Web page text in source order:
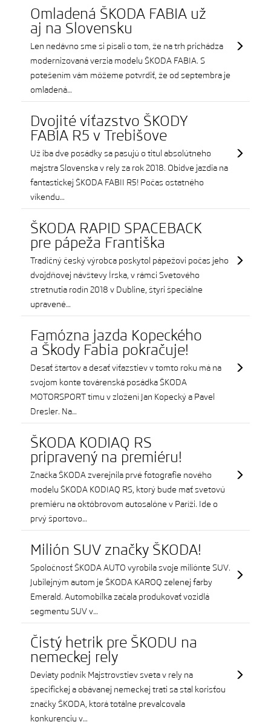
Omladená ŠKODA FABIA už
aj na Slovensku
Len nedávno sme si písali o tom, že na trh prichádza
modernizovaná verzia modelu ŠKODA FABIA. S
potešením vám môžeme potvrdiť, že od septembra je
omladená…
Dvojité víťazstvo ŠKODY
FABIA R5 v Trebišove
Už iba dve posádky sa pasujú o titul absolútneho
majstra Slovenska v rely za rok 2018. Obidve jazdia na
fantastickej ŠKODA FABII R5! Počas ostatného
víkendu…
ŠKODA RAPID SPACEBACK
pre pápeža Františka
Tradičný český výrobca poskytol pápežovi počas jeho
dvojdňovej návštevy Írska, v rámci Svetového
stretnutia rodín 2018 v Dubline, štyri špeciálne
upravené…
Famózna jazda Kopeckého
a Škody Fabia pokračuje!
Desať štartov a desať víťazstiev v tomto roku má na
svojom konte továrenská posádka ŠKODA
MOTORSPORT tímu v zložení Jan Kopecký a Pavel
Dresler. Na…
ŠKODA KODIAQ RS
pripravený na premiéru!
Značka ŠKODA zverejnila prvé fotografie nového
modelu ŠKODA KODIAQ RS, ktorý bude mať svetovú
premiéru na októbrovom autosalóne v Paríži. Ide o
prvý športovo…
Milión SUV značky ŠKODA!
Spoločnosť ŠKODA AUTO vyrobila svoje miliónte SUV.
Jubilejným autom je ŠKODA KAROQ zelenej farby
Emerald. Automobilka začala produkovať vozidlá
segmentu SUV v…
Čistý hetrik pre ŠKODU na
nemeckej rely
Deviaty podnik Majstrovstiev sveta v rely na
špecifickej a obávanej nemeckej trati sa stal korisťou
značky ŠKODA, ktorá totálne prevalcovala
konkurenciu v…